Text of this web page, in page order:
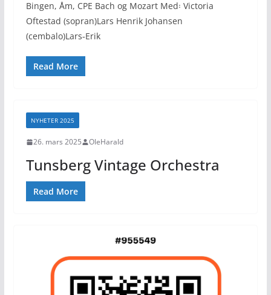
Bingen, Åm, CPE Bach og Mozart Med꞉ Victoria
Oftestad (sopran)Lars Henrik Johansen
(cembalo)Lars‑Erik
Read More
NYHETER 2025
26. mars 2025 OleHarald
Tunsberg Vintage Orchestra
Read More